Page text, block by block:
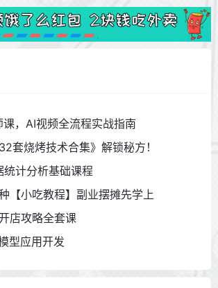
，AI视频全流程实战指南
套烧烤技术合集》解锁秘方！
统计分析基础课程
【小吃教程】副业摆摊先学上
店攻略全套课
型应用开发